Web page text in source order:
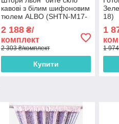
кавові з білим шифоновим
тюлем ALBO (SHTN-M17-
2 188₴/
комплект
2 303 ₴/комплект
Купити
18)
1
1